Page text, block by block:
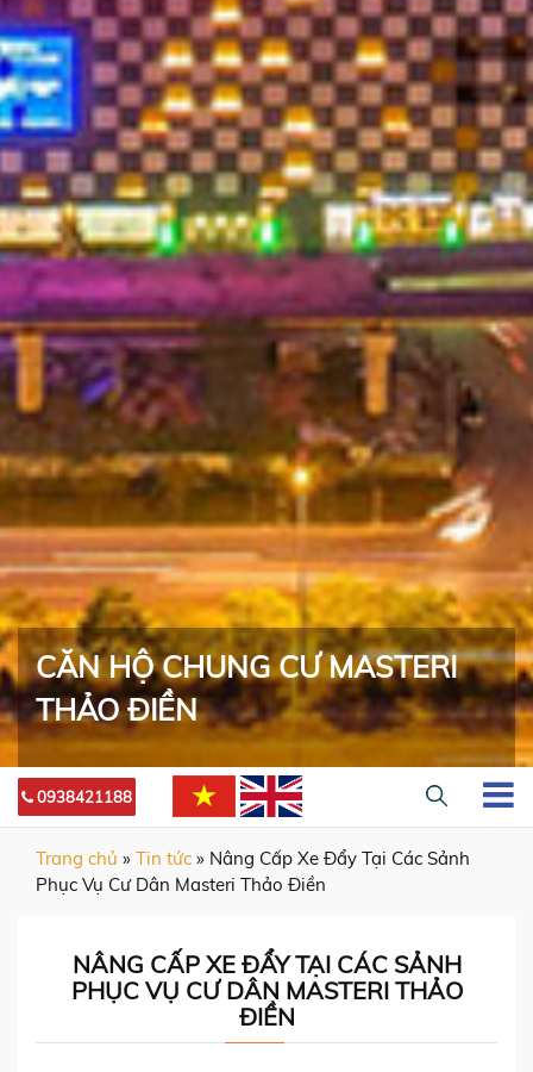
CĂN HỘ CHUNG CƯ MASTERI
THẢO ĐIỀN
0938421188
Trang chủ » Tin tức » Nâng Cấp Xe Đẩy Tại Các Sảnh
Phục Vụ Cư Dân Masteri Thảo Điền
NÂNG CẤP XE ĐẨY TẠI CÁC SẢNH
PHỤC VỤ CƯ DÂN MASTERI THẢO
ĐIỀN